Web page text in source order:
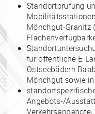
Standortprüfung
Mönchgut-Granitz
für öffentliche E-
Ostseebädern
Mönchgut sowie
Angebots-/